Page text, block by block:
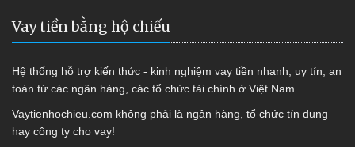
Vay tiền bằng hộ chiếu
Hệ thống hỗ trợ kiến thức - kinh nghiệm vay tiền nhanh, uy tín, an
toàn từ các ngân hàng, các tổ chức tài chính ở Việt Nam.
Vaytienhochieu.com không phải là ngân hàng, tổ chức tín dụng
hay công ty cho vay!